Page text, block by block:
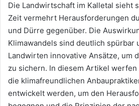
Die Landwirtschaft im Kalletal sieht
Zeit vermehrt Herausforderungen
und Dürre gegenüber. Die
Klimawandels sind deutlich spürbar
Landwirten innovative Ansätze, um
zu sichern. In diesem Artikel
die klimafreundlichen
entwickelt werden, um den